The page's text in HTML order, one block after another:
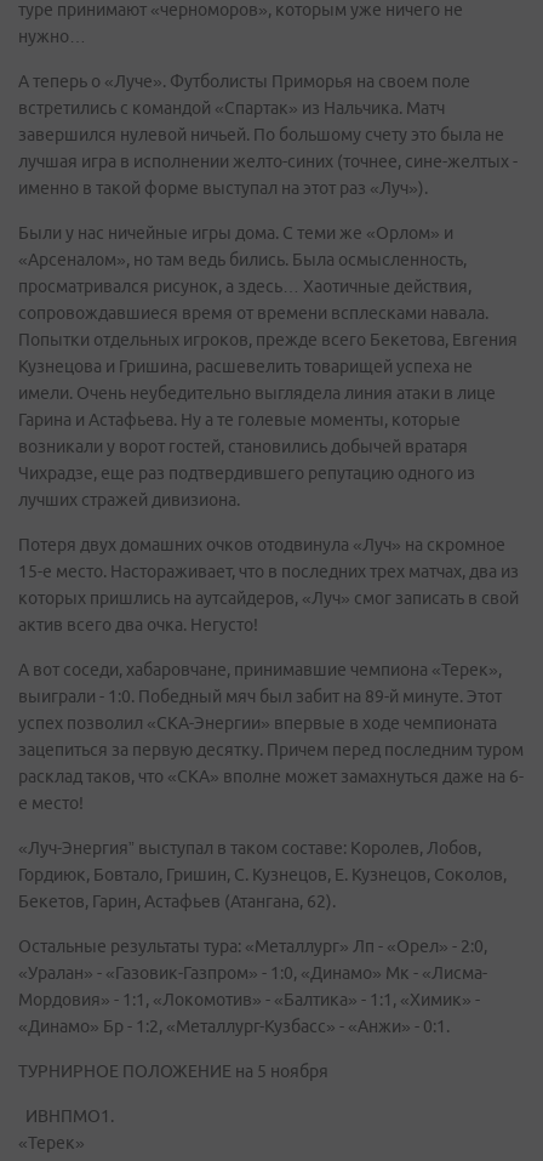
туре принимают «черноморов», которым уже ничего не
нужно…
А теперь о «Луче». Футболисты Приморья на своем поле
встретились с командой «Спартак» из Нальчика. Матч
завершился нулевой ничьей. По большому счету это была не
лучшая игра в исполнении желто-синих (точнее, сине-желтых -
именно в такой форме выступал на этот раз «Луч»).
Были у нас ничейные игры дома. С теми же «Орлом» и
«Арсеналом», но там ведь бились. Была осмысленность,
просматривался рисунок, а здесь… Хаотичные действия,
сопровождавшиеся время от времени всплесками навала.
Попытки отдельных игроков, прежде всего Бекетова, Евгения
Кузнецова и Гришина, расшевелить товарищей успеха не
имели. Очень неубедительно выглядела линия атаки в лице
Гарина и Астафьева. Ну а те голевые моменты, которые
возникали у ворот гостей, становились добычей вратаря
Чихрадзе, еще раз подтвердившего репутацию одного из
лучших стражей дивизиона.
Потеря двух домашних очков отодвинула «Луч» на скромное
15-е место. Настораживает, что в последних трех матчах, два из
которых пришлись на аутсайдеров, «Луч» смог записать в свой
актив всего два очка. Негусто!
А вот соседи, хабаровчане, принимавшие чемпиона «Терек»,
выиграли - 1:0. Победный мяч был забит на 89-й минуте. Этот
успех позволил «СКА-Энергии» впервые в ходе чемпионата
зацепиться за первую десятку. Причем перед последним туром
расклад таков, что «СКА» вполне может замахнуться даже на 6-
е место!
«Луч-Энергия” выступал в таком составе: Королев, Лобов,
Гордиюк, Бовтало, Гришин, С. Кузнецов, Е. Кузнецов, Соколов,
Бекетов, Гарин, Астафьев (Атангана, 62).
Остальные результаты тура: «Металлург» Лп - «Орел» - 2:0,
«Уралан» - «Газовик-Газпром» - 1:0, «Динамо» Мк - «Лисма-
Мордовия» - 1:1, «Локомотив» - «Балтика» - 1:1, «Химик» -
«Динамо» Бр - 1:2, «Металлург-Кузбасс» - «Анжи» - 0:1.
ТУРНИРНОЕ ПОЛОЖЕНИЕ на 5 ноября
ИВНПMО1.
«Терек»